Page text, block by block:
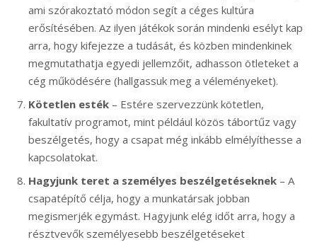
ami szórakoztató módon segít a céges kultúra
erősítésében. Az ilyen játékok során mindenki esélyt kap
arra, hogy kifejezze a tudását, és közben mindenkinek
megmutathatja egyedi jellemzőit, adhasson ötleteket a
cég működésére (hallgassuk meg a véleményeket).
Kötetlen esték – Estére szervezzünk kötetlen,
fakultatív programot, mint például közös tábortűz vagy
beszélgetés, hogy a csapat még inkább elmélyíthesse a
kapcsolatokat.
Hagyjunk teret a személyes beszélgetéseknek – A
csapatépítő célja, hogy a munkatársak jobban
megismerjék egymást. Hagyjunk elég időt arra, hogy a
résztvevők személyesebb beszélgetéseket